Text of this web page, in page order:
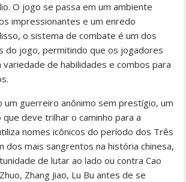
O jogo se passa em um ambiente
impressionantes e um enredo
o sistema de combate é um dos
do jogo, permitindo que os jogadores
variedade de habilidades e combos para
um guerreiro anônimo sem prestígio, um
deve trilhar o caminho para a
nomes icônicos do período dos Três
dos mais sangrentos na história chinesa,
de lutar ao lado ou contra Cao
Zhang Jiao, Lu Bu antes de se